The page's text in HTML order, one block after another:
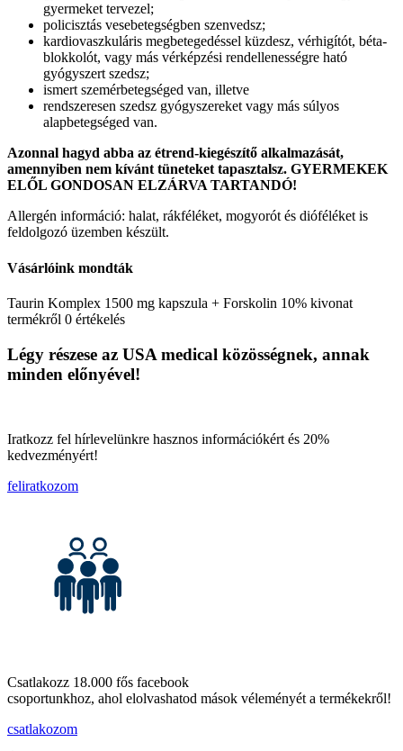
gyermeket tervezel;
policisztás vesebetegségben szenvedsz;
kardiovaszkuláris megbetegedéssel küzdesz, vérhigítót, béta-
blokkolót, vagy más vérképzési rendellenességre ható
gyógyszert szedsz;
ismert szemérbetegséged van, illetve
rendszeresen szedsz gyógyszereket vagy más súlyos
alapbetegséged van.
Azonnal hagyd abba az étrend-kiegészítő alkalmazását,
amennyiben nem kívánt tüneteket tapasztalsz. GYERMEKEK
ELŐL GONDOSAN ELZÁRVA TARTANDÓ!
Allergén információ: halat, rákféléket, mogyorót és dióféléket is
feldolgozó üzemben készült.
Vásárlóink mondták
Taurin Komplex 1500 mg kapszula + Forskolin 10% kivonat
termékről 0 értékelés
Légy részese az USA medical közösségnek, annak
minden előnyével!
Iratkozz fel hírlevelünkre hasznos információkért és 20%
kedvezményért!
feliratkozom
Csatlakozz 18.000 fős facebook
csoportunkhoz, ahol elolvashatod mások véleményét a termékekről!
csatlakozom